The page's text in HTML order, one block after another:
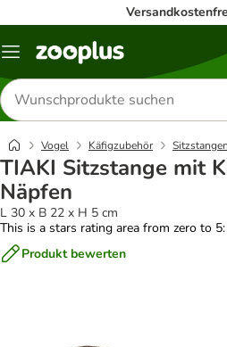
Menü
Produkte
suchen
Vogel Käfigzubehör Sitzstangen
TIAKI Sitzstange mit
Näpfen
L 30 x B 22 x H 5 cm
This is a stars rating area from zero to
Produkt bewerten